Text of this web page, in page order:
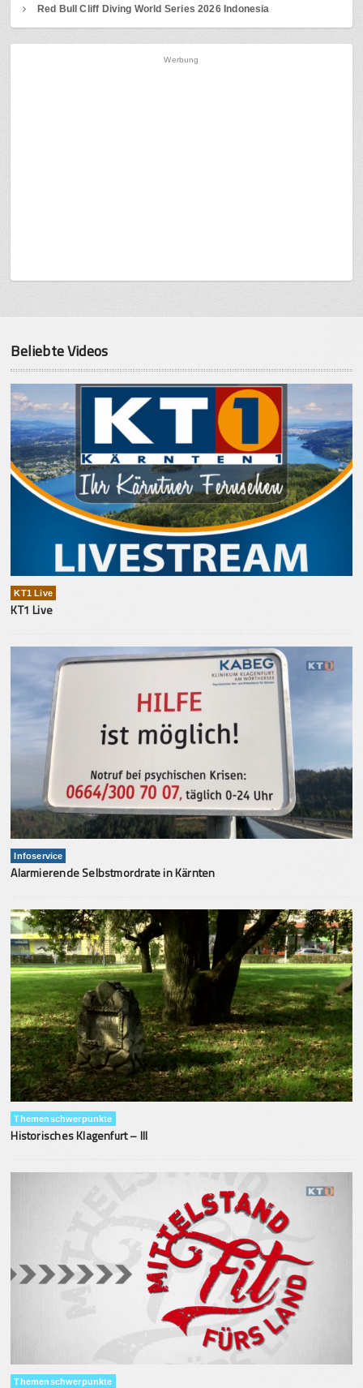
Red Bull Cliff Diving World Series 2026 Indonesia
Werbung
Beliebte Videos
KT1 Live
KT1 Live
Infoservice
Alarmierende Selbstmordrate in Kärnten
Themenschwerpunkte
Historisches Klagenfurt – III
Themenschwerpunkte